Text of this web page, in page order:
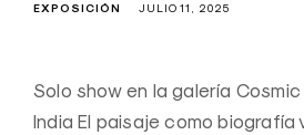
EXPOSICIÓN JULIO 11, 2025
Solo show en la galería
India El paisaje como biografía